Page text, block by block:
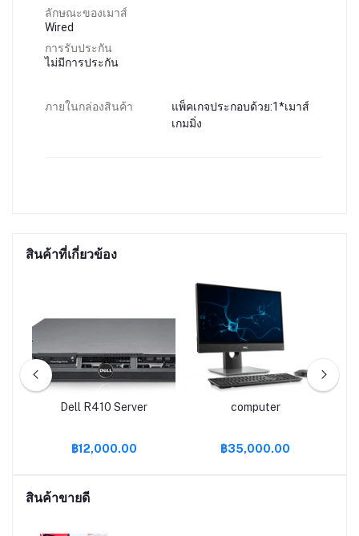
ลักษณะของเมาส์
Wired
การรับประกัน
ไม่มีการประกัน
ภายในกล่องสินค้า
แพ็คเกจประกอบด้วย:1*เมาส์
เกมมิ่ง
สินค้าที่เกี่ยวข้อง
Dell R410 Server
฿12,000.00
computer
฿35,000.00
สินค้าขายดี